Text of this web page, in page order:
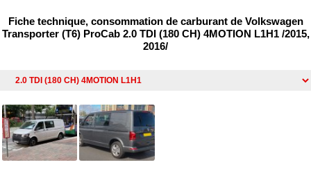
Fiche technique, consommation de carburant de Volkswagen
Transporter (T6) ProCab 2.0 TDI (180 CH) 4MOTION L1H1 /2015,
2016/